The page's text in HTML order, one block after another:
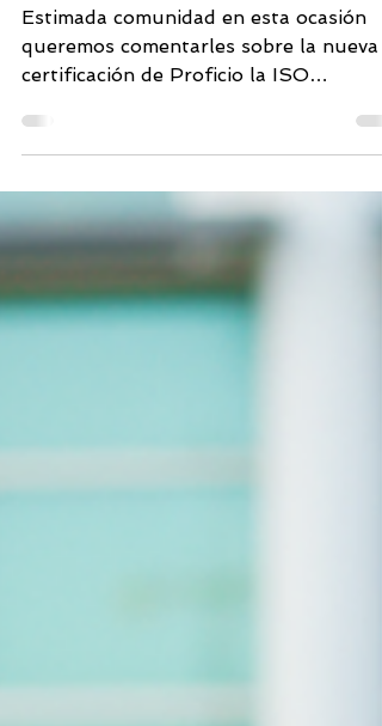
Estimada comunidad en esta ocasión
queremos comentarles sobre la nueva
certificación de Proficio la ISO